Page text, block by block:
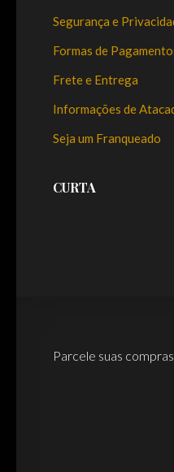
Segurança e
Formas de
Frete e Entrega
Informações de
Seja um Franqueado
CURTA
Parcele suas